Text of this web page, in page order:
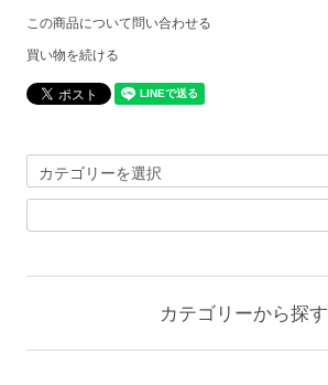
この商品について問い合わせる
買い物を続ける
カテゴリーから探す